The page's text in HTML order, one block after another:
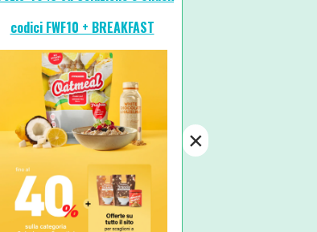
codici FWF10 + BREAKFAST
×